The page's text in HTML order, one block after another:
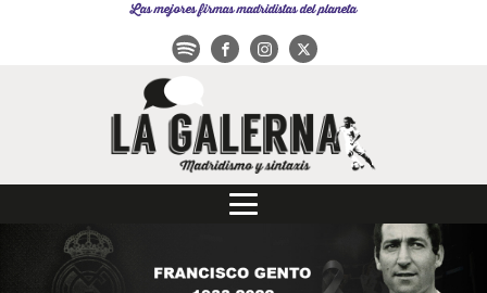
Las mejores firmas madridistas del planeta